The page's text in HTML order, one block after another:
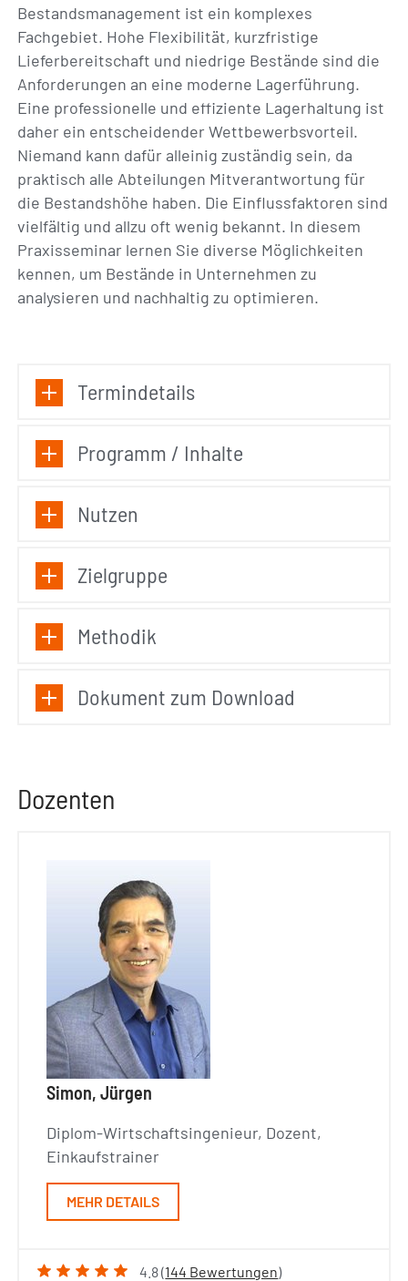
Bestandsmanagement ist ein komplexes
Fachgebiet. Hohe Flexibilität, kurzfristige
Lieferbereitschaft und niedrige Bestände sind die
Anforderungen an eine moderne Lagerführung.
Eine professionelle und effiziente Lagerhaltung ist
daher ein entscheidender Wettbewerbsvorteil.
Niemand kann dafür alleinig zuständig sein, da
praktisch alle Abteilungen Mitverantwortung für
die Bestandshöhe haben. Die Einflussfaktoren sind
vielfältig und allzu oft wenig bekannt. In diesem
Praxisseminar lernen Sie diverse Möglichkeiten
kennen, um Bestände in Unternehmen zu
analysieren und nachhaltig zu optimieren.
Termindetails
Programm / Inhalte
Nutzen
Zielgruppe
Methodik
Dokument zum Download
Dozenten
Simon, Jürgen
Diplom-Wirtschaftsingenieur, Dozent,
Einkaufstrainer
MEHR DETAILS
4.8 (144 Bewertungen)